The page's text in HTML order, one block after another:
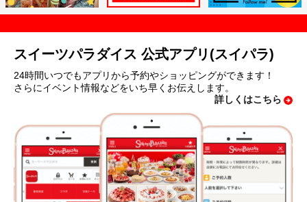
スイーツパラダイス 公式アプリ(スイパラ)
24時間いつでもアプリから予約やショッピングができます！
さらにイベント情報などをいち早くお伝えします。
詳しくはこちら